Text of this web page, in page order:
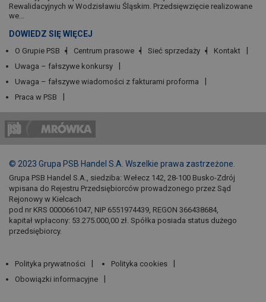
Rewalidacyjnych w Wodzisławiu Śląskim. Przedsięwzięcie realizowane
we...
DOWIEDZ SIĘ WIĘCEJ
O Grupie PSB Centrum prasowe Sieć sprzedaży
Kontakt
Uwaga – fałszywe konkursy
Uwaga – fałszywe wiadomości z fakturami proforma
Praca w PSB
© 2023 Grupa PSB Handel S.A. Wszelkie prawa zastrzeżone.
Grupa PSB Handel S.A., siedziba: Wełecz 142, 28-100 Busko-Zdrój
wpisana do Rejestru Przedsiębiorców prowadzonego przez Sąd
Rejonowy w Kielcach
pod nr KRS 0000661047, NIP 6551974439, REGON 366438684,
kapitał wpłacony: 53.275.000,00 zł. Spółka posiada status dużego
przedsiębiorcy.
Polityka prywatności
Polityka cookies
Obowiązki informacyjne